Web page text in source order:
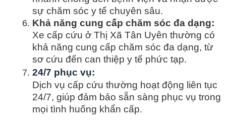
sự chăm sóc y tế chuyên sâu.
Khả năng cung cấp chăm sóc đa dạng:
Xe cấp cứu ở Thị Xã Tân Uyên thường có
khả năng cung cấp chăm sóc đa dạng, từ
sơ cứu đến can thiệp y tế phức tạp.
24/7 phục vụ:
Dịch vụ cấp cứu thường hoạt động liên tục
24/7, giúp đảm bảo sẵn sàng phục vụ trong
mọi tình huống khẩn cấp.